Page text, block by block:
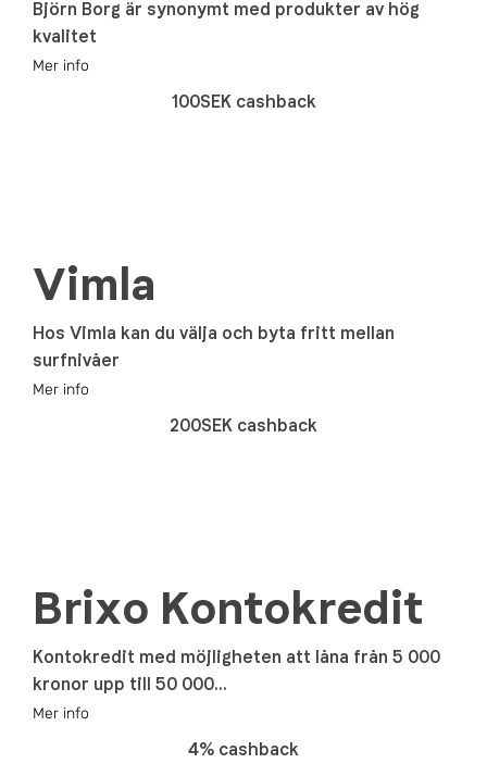
Björn Borg är synonymt med produkter av hög
kvalitet
Mer info
100SEK cashback
Vimla
Hos Vimla kan du välja och byta fritt mellan
surfnivåer
Mer info
200SEK cashback
Brixo Kontokredit
Kontokredit med möjligheten att låna från 5 000
kronor upp till 50 000...
Mer info
4% cashback